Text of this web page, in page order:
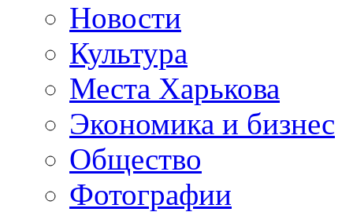
Новости
Культура
Места Харькова
Экономика и бизнес
Общество
Фотографии